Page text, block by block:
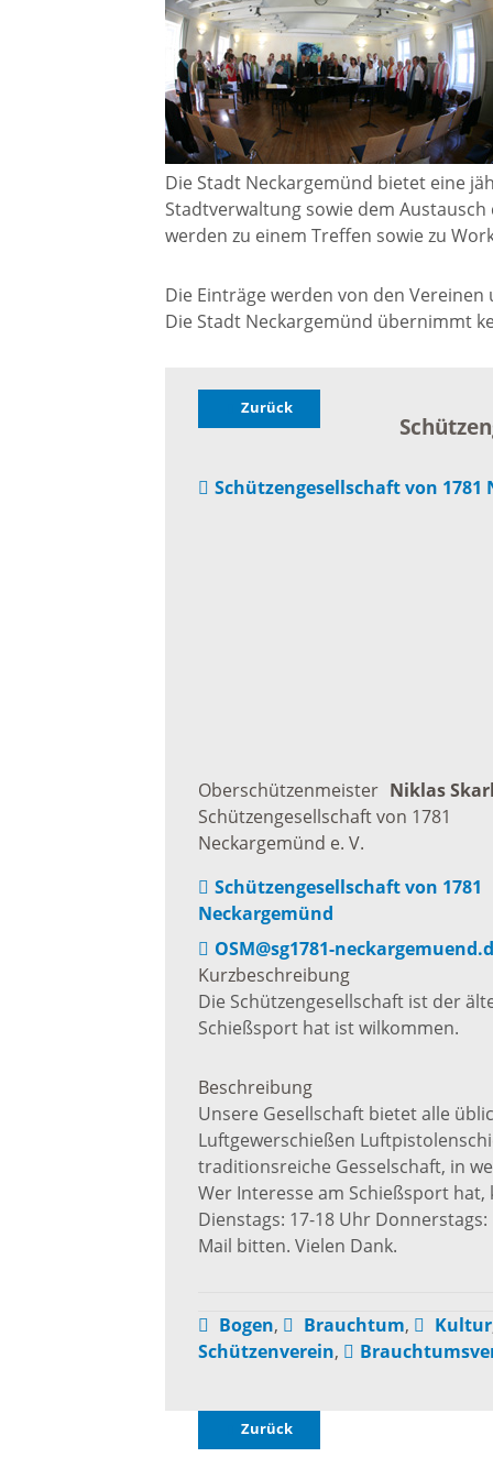
Wahlen / Abstimmungen
Ortsrecht
Städtische Finanzen
Aktuelle Meldungen
Bekanntmachungen
(E-)Motorisiert
Parken
Baustellen und Sperrungen
Tunnelsperrungen
Hochwasser und Starkregen
Starkregenrisikomanagement
Hochwassermanagement
Waldhilsbach
Kultur-
Altes
Märkte
Die Stadt Neckargemünd bietet eine
Stadtverwaltung sowie dem
werden zu einem Treffen sowie zu
Die Einträge werden von den
Die Stadt Neckargemünd übernimmt
Zurück
Schützengesellschaft von 1781
Oberschützenmeister Niklas
Schützengesellschaft von 1781
Neckargemünd e. V.
Schützengesellschaft von 1781
Neckargemünd
OSM@sg1781-
Kurzbeschreibung
Die Schützengesellschaft ist der
Schießsport hat ist wilkommen.
Beschreibung
Unsere Gesellschaft bietet alle
Luftgewerschießen
traditionsreiche Gesselschaft, in
Wer Interesse am Schießsport
Dienstags: 17-18 Uhr
Mail bitten. Vielen Dank.
Bogen, Brauchtum, Kultur
Schützenverein,
Zurück